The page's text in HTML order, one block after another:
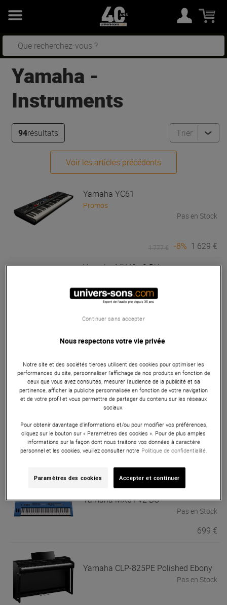
Yamaha -
Instruments
94résultats Trier
Voir les articles précédents
YamahaYC61
Promos
Pas en Stock
1 777 € -8% 1 629 €
YamahaMX49 v2 BU
CLP-835R Rosewood
1 679 €
Yamaha MODX6+
Pas en Stock
Seconde Vie
YamahaMX61 v2 BU
Pas en Stock
699 €
Yamaha CLP-825PE Polished Ebony
Pas en Stock
Nous respectons votre vie privée
Notre site et des sociétés tierces utilisent des cookies pour optimiser les
performances du site, personnaliser l’affichage de nos produits en fonction de
ceux que vous avez consultés, mesurer l'audience de la publicité et sa
pertinence, afficher la publicité personnalisée en fonction de votre navigation
et de votre profil et vous permettre de partager du contenu sur les réseaux
sociaux.
Pour obtenir davantage d'informations et/ou pour modifier vos préférences,
cliquez sur le bouton sur « Paramètres des cookies ». Pour de plus amples
informations sur la façon dont nous traitons vos données à caractère
personnel et les cookies, veuillez consulter notre Politique de confidentialité.
Paramètres des cookies Accepter et continuer
Continuer sans accepter